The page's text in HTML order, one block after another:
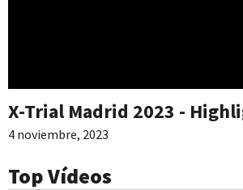
X-Trial Madrid 2023 -
4 noviembre, 2023
Top Vídeos